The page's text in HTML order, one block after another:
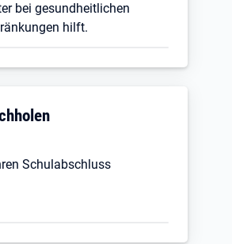
bei gesundheitlichen
hilft.
Schulabschluss